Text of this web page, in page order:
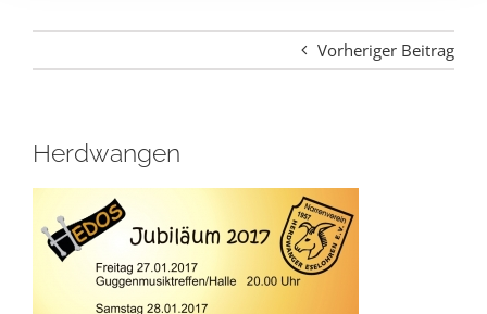
Vorheriger Beitrag
Herdwangen